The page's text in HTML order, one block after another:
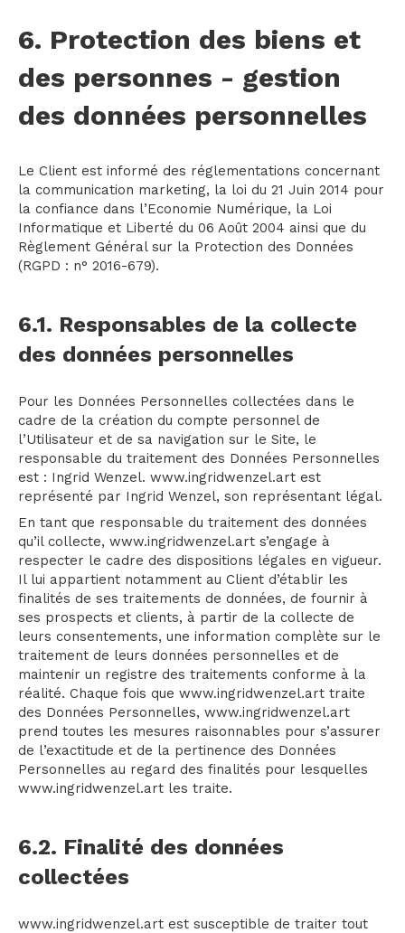
6. Protection des biens et
des personnes - gestion
des données personnelles
Le Client est informé des réglementations concernant
la communication marketing, la loi du 21 Juin 2014 pour
la confiance dans l’Economie Numérique, la Loi
Informatique et Liberté du 06 Août 2004 ainsi que du
Règlement Général sur la Protection des Données
(RGPD : n° 2016-679).
6.1. Responsables de la collecte
des données personnelles
Pour les Données Personnelles collectées dans le
cadre de la création du compte personnel de
l’Utilisateur et de sa navigation sur le Site, le
responsable du traitement des Données Personnelles
est : Ingrid Wenzel. www.ingridwenzel.art est
représenté par Ingrid Wenzel, son représentant légal.
En tant que responsable du traitement des données
qu’il collecte, www.ingridwenzel.art s’engage à
respecter le cadre des dispositions légales en vigueur.
Il lui appartient notamment au Client d’établir les
finalités de ses traitements de données, de fournir à
ses prospects et clients, à partir de la collecte de
leurs consentements, une information complète sur le
traitement de leurs données personnelles et de
maintenir un registre des traitements conforme à la
réalité. Chaque fois que www.ingridwenzel.art traite
des Données Personnelles, www.ingridwenzel.art
prend toutes les mesures raisonnables pour s’assurer
de l’exactitude et de la pertinence des Données
Personnelles au regard des finalités pour lesquelles
www.ingridwenzel.art les traite.
6.2. Finalité des données
collectées
www.ingridwenzel.art est susceptible de traiter tout